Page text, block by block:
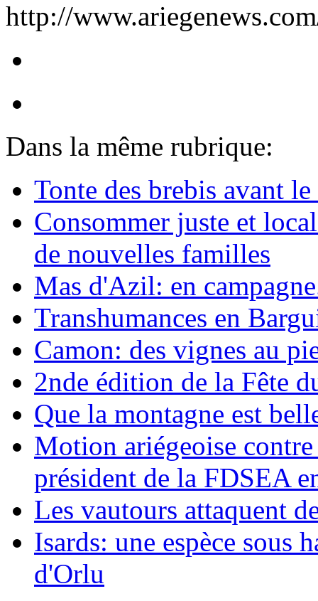
http://
Dans la même rubrique:
Tonte des brebis avant
Consommer juste et
de nouvelles familles
Mas d'Azil: en
Transhumances en
Camon: des vignes au
2nde édition de la Fête
Que la montagne est
Motion ariégeoise
président de la FDSEA
Les vautours attaquent
Isards: une espèce sous
d'Orlu